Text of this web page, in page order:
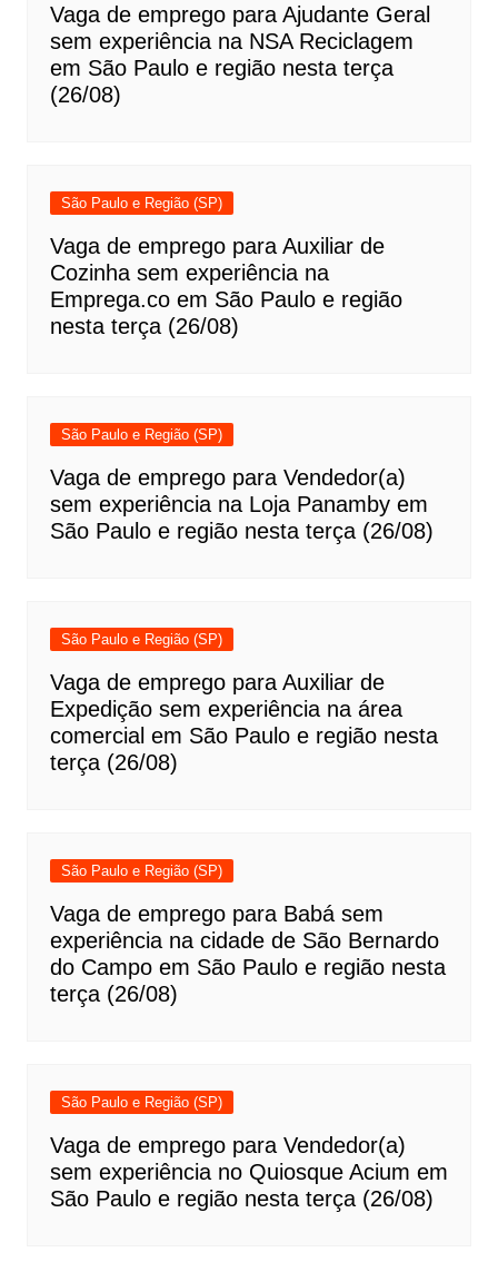
Vaga de emprego para Ajudante Geral
sem experiência na NSA Reciclagem
em São Paulo e região nesta terça
(26/08)
São Paulo e Região (SP)
Vaga de emprego para Auxiliar de
Cozinha sem experiência na
Emprega.co em São Paulo e região
nesta terça (26/08)
São Paulo e Região (SP)
Vaga de emprego para Vendedor(a)
sem experiência na Loja Panamby em
São Paulo e região nesta terça (26/08)
São Paulo e Região (SP)
Vaga de emprego para Auxiliar de
Expedição sem experiência na área
comercial em São Paulo e região nesta
terça (26/08)
São Paulo e Região (SP)
Vaga de emprego para Babá sem
experiência na cidade de São Bernardo
do Campo em São Paulo e região nesta
terça (26/08)
São Paulo e Região (SP)
Vaga de emprego para Vendedor(a)
sem experiência no Quiosque Acium em
São Paulo e região nesta terça (26/08)